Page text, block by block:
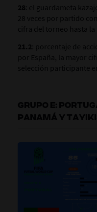
28 : el guardameta
28 veces por partido
cifra del torneo hasta la
21.2 : porcentaje de
por España, la mayor
selección participante
GRUPO E:
PANAMÁ Y